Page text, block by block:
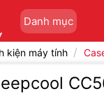
Danh mục
kiện máy tính /